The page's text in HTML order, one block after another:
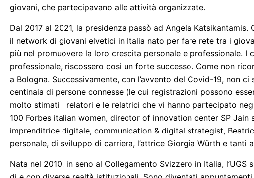
giovani, che partecipavano alle attività organizzate.
Dal 2017 al 2021, la presidenza passò ad Angela
il network di giovani elvetici in Italia nato per fare rete tra i
più nel promuovere la loro crescita personale e professionale.
professionale, riscossero così un forte successo. Come non
a Bologna. Successivamente, con l’avvento del Covid-19, non
centinaia di persone connesse (le cui registrazioni possono
molto stimati i relatori e le relatrici che vi hanno partecipato
100 Forbes italian women, director of innovation center SP
imprenditrice digitale, communication & digital strategist,
personale, di sviluppo di carriera, l’attrice Giorgia Würth e tanti
Nata nel 2010, in seno al Collegamento Svizzero in Italia,